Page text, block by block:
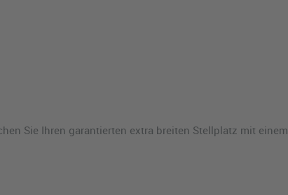
Sie Ihren garantierten extra breiten Stellplatz mit einem